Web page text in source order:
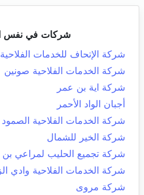
شركات في نفس
شركة الإتحاف للخدمات الفلاحية
شركة الخدمات الفلاحية صونين
شركة اية بن عمر
أجبان الواد الأحمر
شركة الخدمات الفلاحية الصمود
شركة الخير للشمال
شركة تجميع الحليب لمراعي
شركة الخدمات الفلاحية وادي
شركة مروى